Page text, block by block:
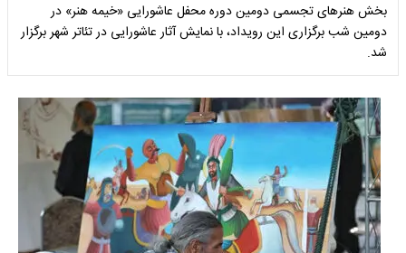
بخش هنرهای تجسمی دومین دوره محفل عاشورایی «خیمه هنر» در
دومین شب برگزاری این رویداد، با نمایش آثار عاشورایی در تئاتر شهر برگزار
شد.